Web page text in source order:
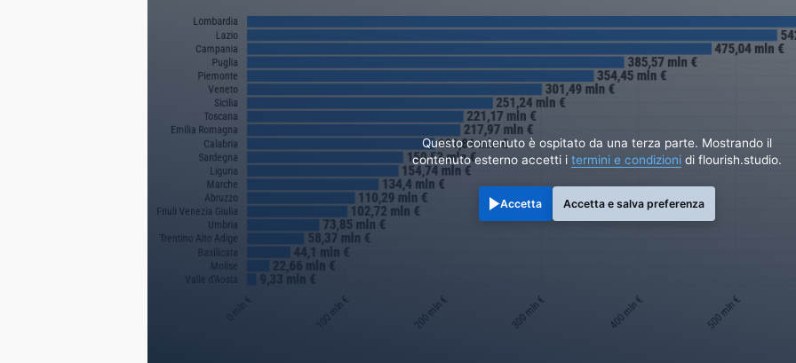
Questo contenuto è ospitato da una terza parte. Mostrando il
contenuto esterno accetti i termini e condizioni di flourish.studio.
Accetta Accetta e salva preferenza